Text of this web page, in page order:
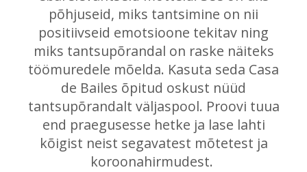
põhjuseid, miks tantsimine on nii
positiivseid emotsioone tekitav ning
miks tantsupõrandal on raske näiteks
töömuredele mõelda. Kasuta seda Casa
de Bailes õpitud oskust nüüd
tantsupõrandalt väljaspool. Proovi tuua
end praegusesse hetke ja lase lahti
kõigist neist segavatest mõtetest ja
koroonahirmudest.